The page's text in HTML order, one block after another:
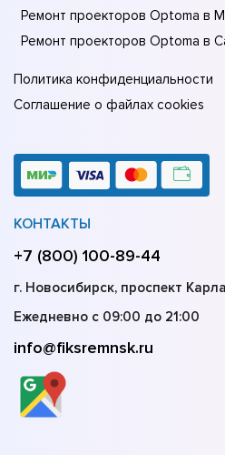
Ремонт проекторов Optoma в
Ремонт проекторов Optoma в
Политика конфиденциальности
Соглашение о файлах cookies
КОНТАКТЫ
+7 (800) 100-89-44
г. Новосибирск, проспект
Ежедневно с 09:00 до 21:00
info@fiksremnsk.ru